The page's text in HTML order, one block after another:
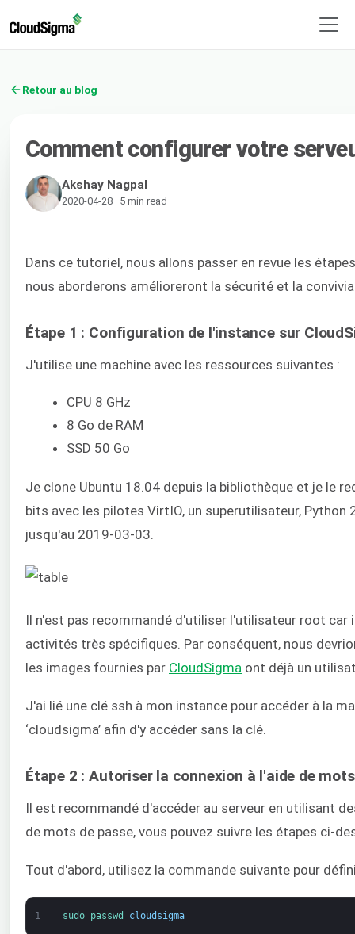
Retour au blog
Comment configurer votre
Akshay Nagpal
2020-04-28 · 5 min read
Dans ce tutoriel, nous allons passer en revue les
nous aborderons amélioreront la sécurité et la
Étape 1 : Configuration de l'instance sur
J'utilise une machine avec les ressources suivantes :
CPU 8 GHz
8 Go de RAM
SSD 50 Go
Je clone Ubuntu 18.04 depuis la bibliothèque et je le
bits avec les pilotes VirtIO, un superutilisateur, Python
jusqu'au 2019-03-03.
Il n'est pas recommandé d'utiliser l'utilisateur root
activités très spécifiques. Par conséquent, nous
les images fournies par CloudSigma ont déjà un
J'ai lié une clé ssh à mon instance pour accéder à la
‘cloudsigma’ afin d'y accéder sans la clé.
Étape 2 : Autoriser la connexion à l'aide de
Il est recommandé d'accéder au serveur en utilisant
de mots de passe, vous pouvez suivre les étapes ci-
Tout d'abord, utilisez la commande suivante pour
1 sudo passwd cloudsigma